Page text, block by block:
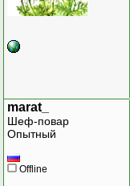
marat_
Шеф-повар
Опытный
Offline